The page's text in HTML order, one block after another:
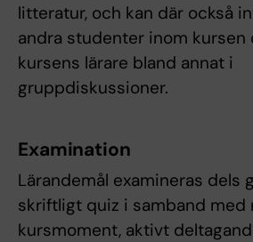
litteratur, och kan där också
andra studenter inom kursen
kursens lärare bland annat i
gruppdiskussioner.
Examination
Lärandemål examineras dels
skriftligt quiz i samband med
kursmoment, aktivt